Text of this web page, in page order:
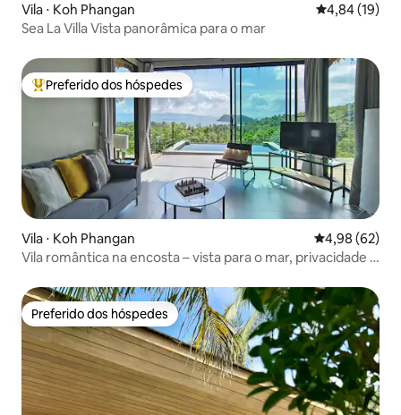
Vila ⋅ Koh Phangan 4,84 de uma
4,84 (19)
Sea La Villa Vista panorâmica para o mar
Entre os melhores preferidos dos hóspedes
Preferido dos hóspedes
Vila ⋅ Koh Phangan 4,98 de uma
4,98 (62)
Vila romântica na encosta – vista para o mar, privacidade e
Preferido dos hóspedes
Preferido dos hóspedes